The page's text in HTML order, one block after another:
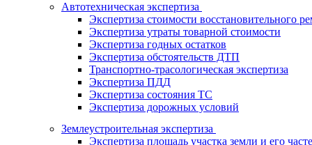
Автотехническая экспертиза
Экспертиза стоимости восстановительного
Экспертиза утраты товарной стоимости
Экспертиза годных остатков
Экспертиза обстоятельств ДТП
Транспортно-трасологическая экспертиза
Экспертиза ПДД
Экспертиза состояния ТС
Экспертиза дорожных условий
Землеустроительная экспертиза
Экспертиза площадь участка земли и его